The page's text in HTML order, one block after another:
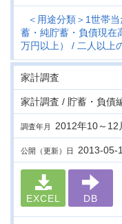
＜用途分類＞1世帯
蓄・純貯蓄・負債現在
万円以上）
二人以上
家計調査
家計調査 / 貯蓄・負債
調査年月 2012年10～12
公開（更新）日 2013-05-
EXCEL DB